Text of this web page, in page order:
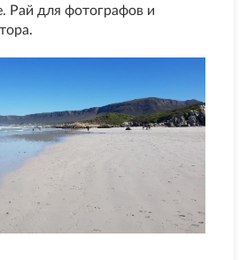
Рай для фотографов и